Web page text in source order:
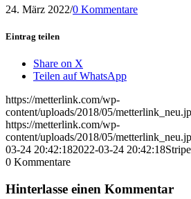
24. März 2022/0 Kommentare
Eintrag teilen
Share on X
Teilen auf WhatsApp
https://metterlink.com/wp-
content/uploads/2018/05/
https://metterlink.com/wp-
content/uploads/2018/05/
03-24 20:42:182022-03-24 20:42:18
0 Kommentare
Hinterlasse einen Kommentar